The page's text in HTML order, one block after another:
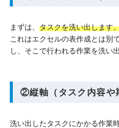
まずは、 タスクを洗い出します
これはエクセルの表作成とは別
し、そこで行われる作業を洗い
②縦軸（タスク内容や
洗い出したタスクにかかる作業